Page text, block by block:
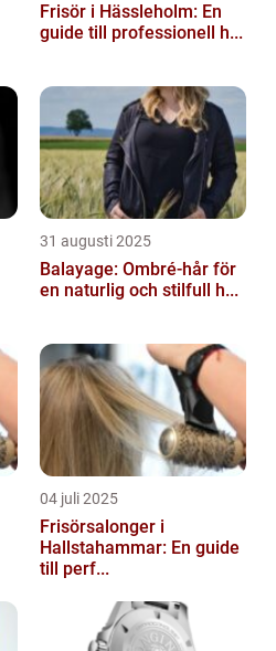
Frisör i Hässleholm: En
guide till professionell h...
31 augusti 2025
Balayage: Ombré-hår för
en naturlig och stilfull h...
04 juli 2025
Frisörsalonger i
Hallstahammar: En guide
till perf...